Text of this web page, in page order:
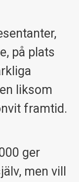
på plats
liksom
framtid.
ger
men vill